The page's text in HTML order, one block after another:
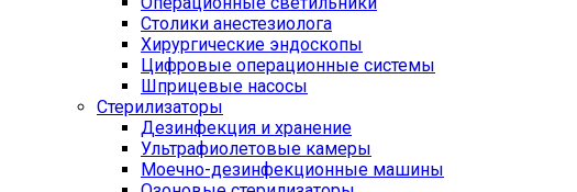
Столики анестезиолога
Хирургические эндоскопы
Цифровые операционные системы
Шприцевые насосы
Стерилизаторы
Дезинфекция и хранение
Ультрафиолетовые камеры
Моечно-дезинфекционные машины